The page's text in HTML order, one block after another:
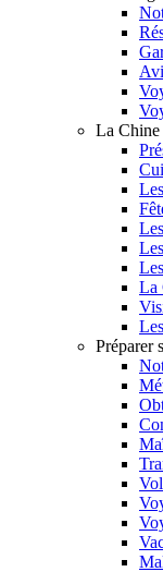
La Chine
La
Préparer